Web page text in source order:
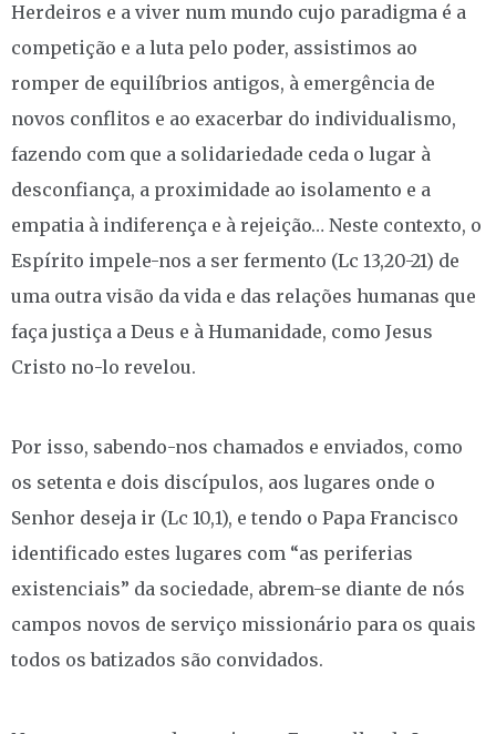
Herdeiros e a viver num mundo cujo paradigma é a
competição e a luta pelo poder, assistimos ao
romper de equilíbrios antigos, à emergência de
novos conflitos e ao exacerbar do individualismo,
fazendo com que a solidariedade ceda o lugar à
desconfiança, a proximidade ao isolamento e a
empatia à indiferença e à rejeição… Neste contexto, o
Espírito impele-nos a ser fermento (Lc 13,20-21) de
uma outra visão da vida e das relações humanas que
faça justiça a Deus e à Humanidade, como Jesus
Cristo no-lo revelou.
Por isso, sabendo-nos chamados e enviados, como
os setenta e dois discípulos, aos lugares onde o
Senhor deseja ir (Lc 10,1), e tendo o Papa Francisco
identificado estes lugares com “as periferias
existenciais” da sociedade, abrem-se diante de nós
campos novos de serviço missionário para os quais
todos os batizados são convidados.